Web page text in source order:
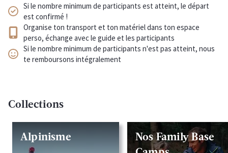
Si le nombre minimum de participants est atteint, le départ
est confirmé !
Organise ton transport et ton matériel dans ton espace
perso, échange avec le guide et les participants
Si le nombre minimum de participants n'est pas atteint, nous
te remboursons intégralement
Collections
Alpinisme
Nos Family Base